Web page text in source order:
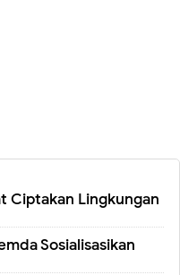
Ciptakan Lingkungan
Sosialisasikan